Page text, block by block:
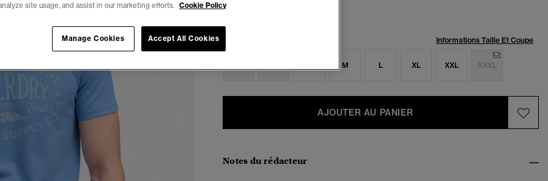
Informations Taille Et Coupe
M L XL XXL XXXL
AJOUTER AU PANIER
Notes du rédacteur
site usage, and assist in our marketing efforts. Cookie Policy
Accept All Cookies
Manage Cookies